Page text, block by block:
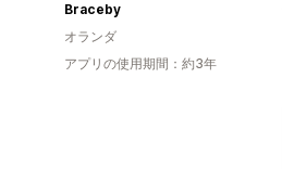
Braceby
オランダ
アプリの使用期間：約3年